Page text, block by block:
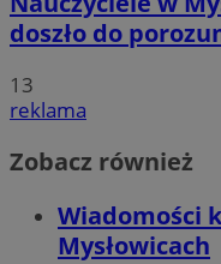
doszło do
13
reklama
Zobacz również
Wiadomości
Mysłowicach